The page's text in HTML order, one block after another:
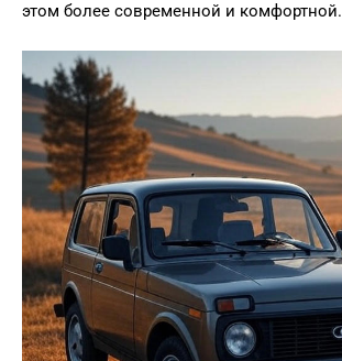
этом более современной и комфортной.